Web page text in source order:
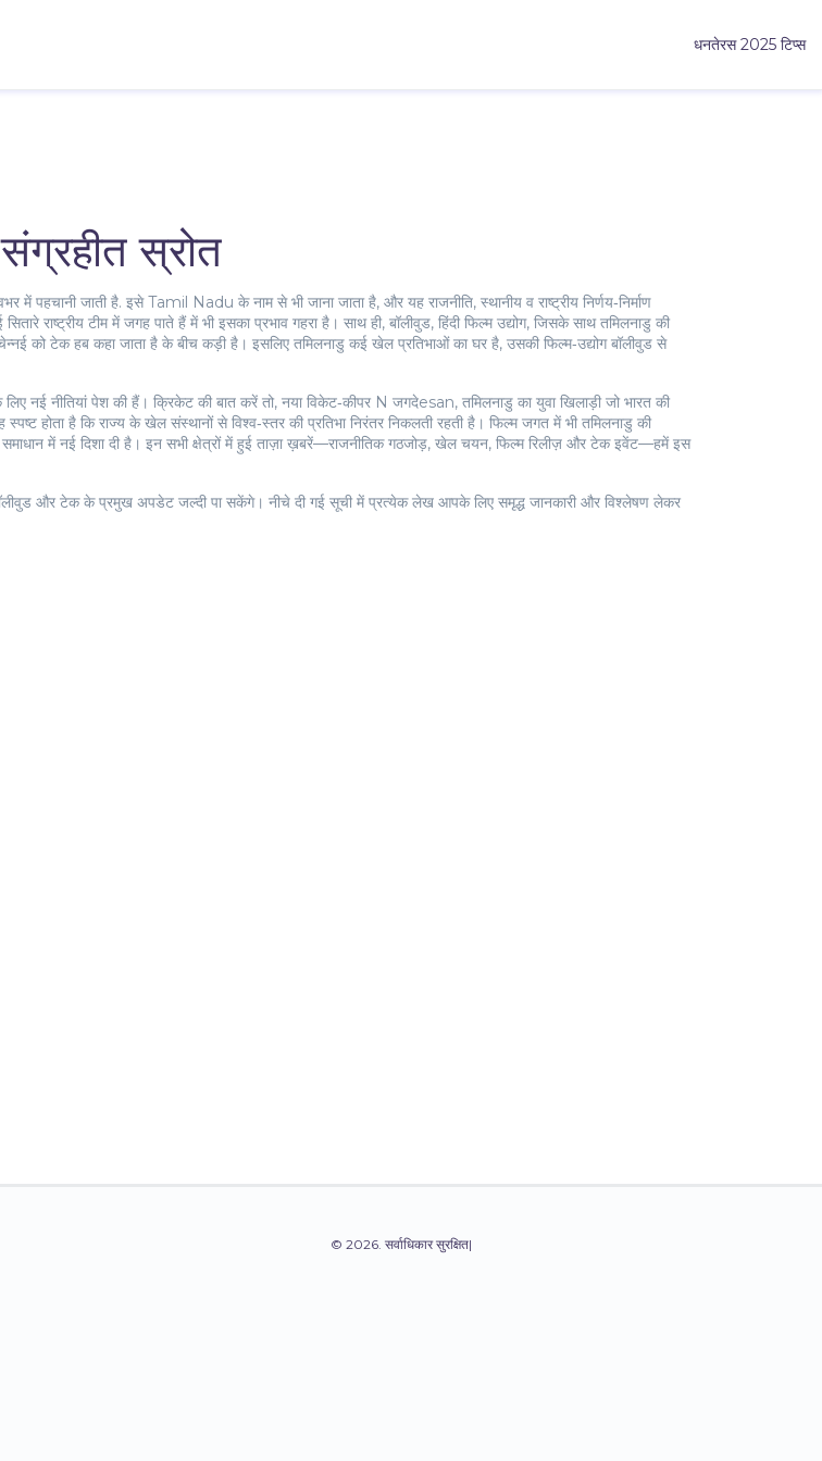
धनतेरस 2025 टिप्स
स्रोत
में पहचानी जाती है. इसेTamil Nadu के नाम से भी जाना जाता है, और यह राजनीति, स्थानीय व राष्ट्रीय निर्णय‑निर्माण
राष्ट्रीय टीम में जगह पाते हैंमें भी इसका प्रभाव गहरा है। साथ ही, बॉलीवुड, हिंदी फिल्म उद्योग, जिसके साथ तमिलनाडु की
को टेक हब कहा जाता है के बीच कड़ी है। इसलिए तमिलनाडु कई खेल प्रतिभाओं का घर है, उसकी फिल्म‑उद्योग बॉलीवुड से
नई नीतियां पेश की हैं। क्रिकेट की बात करें तो, नया विकेट‑कीपर N जगदेesan, तमिलनाडु का युवा खिलाड़ी जो भारत की
होता है कि राज्य के खेल संस्थानों से विश्व‑स्तर की प्रतिभा निरंतर निकलती रहती है। फिल्म जगत में भी तमिलनाडु की
में नई दिशा दी है। इन सभी क्षेत्रों में हुई ताज़ा ख़बरें—राजनीतिक गठजोड़, खेल चयन, फिल्म रिलीज़ और टेक इवेंट—हमें इस
और टेक के प्रमुख अपडेट जल्दी पा सकेंगे। नीचे दी गई सूची में प्रत्येक लेख आपके लिए समृद्ध जानकारी और विश्लेषण लेकर
© 2026. सर्वाधिकार सुरक्षित|